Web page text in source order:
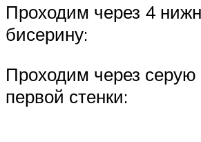
Проходим через 4
бисерину:
Проходим через серую
первой стенки: